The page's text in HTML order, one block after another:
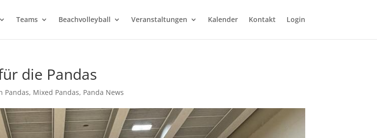
Teams Beachvolleyball Veranstaltungen Kalender Kontakt Login
die Pandas
Pandas, Mixed Pandas, Panda News